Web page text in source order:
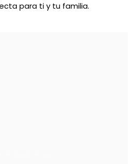
para ti y tu familia.